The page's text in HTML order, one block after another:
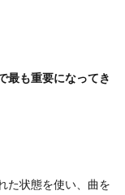
最も重要になってき
た状態を使い、曲を